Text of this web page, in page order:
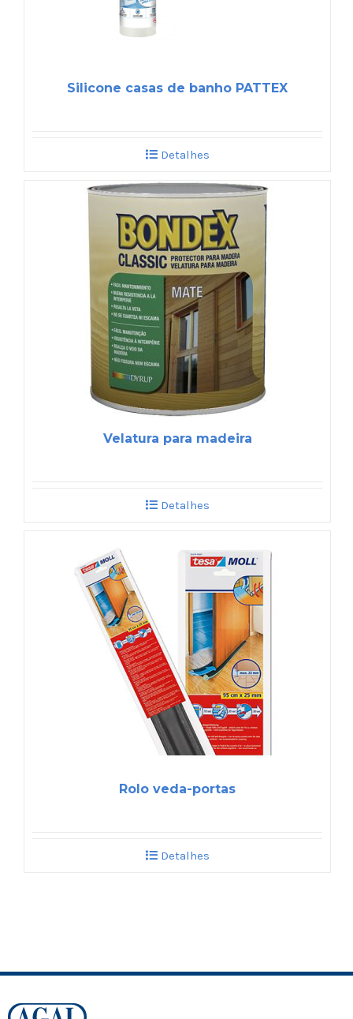
Silicone casas de banho PATTEX
Detalhes
Velatura para madeira
Detalhes
Rolo veda-portas
Detalhes